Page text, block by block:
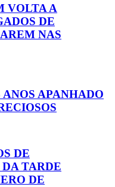
VOLTA A
DE
NAS
APANHADO
DE
TARDE
DE